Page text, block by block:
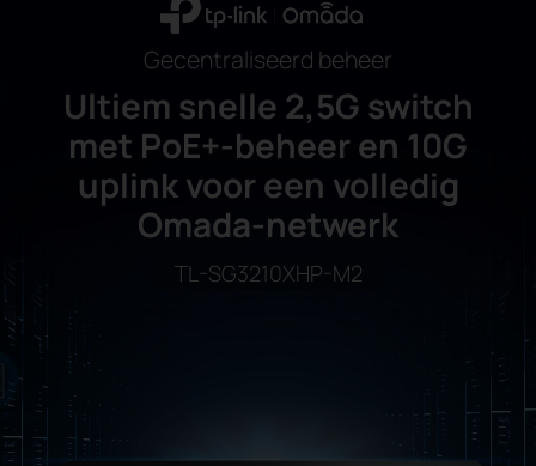
Gecentraliseerd beheer
Ultiem snelle 2,5G switch
met PoE+-beheer en 10G
uplink voor een volledig
Omada-netwerk
TL-SG3210XHP-M2